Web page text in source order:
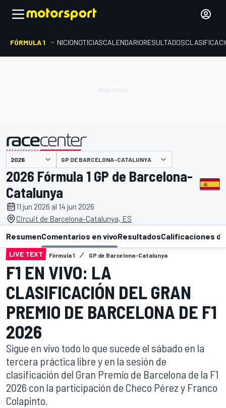
FÓRMULA 1 INICIONOTICIASCALENDARIORESULTADOS
GP DE BARCELONA-CATALUNYA
2026 Fórmula 1 GP de Barcelona-
Catalunya
11 jun 2026 al 14 jun 2026
Circuit de Barcelona-Catalunya, ES
ResumenComentarios en vivoResultadosCalificaciones
LIVE TEXT Fórmula 1 GP de Barcelona-Catalunya
F1 EN VIVO: LA
CLASIFICACIÓN DEL GRAN
PREMIO DE BARCELONA DE F1
2026
Sigue en vivo todo lo que sucede el sábado en la
tercera práctica libre y en la sesión de
clasificación del Gran Premio de Barcelona de la F1
2026 con la participación de Checo Pérez y Franco
Colapinto.